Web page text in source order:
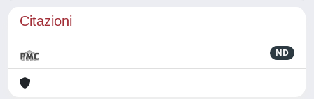
Citazioni
ND